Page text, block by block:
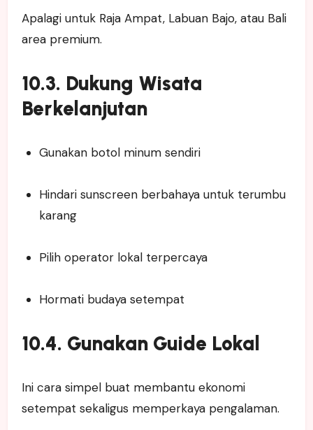
Apalagi untuk Raja Ampat, Labuan Bajo, atau Bali
area premium.
10.3. Dukung Wisata
Berkelanjutan
Gunakan botol minum sendiri
Hindari sunscreen berbahaya untuk terumbu
karang
Pilih operator lokal terpercaya
Hormati budaya setempat
10.4. Gunakan Guide Lokal
Ini cara simpel buat membantu ekonomi
setempat sekaligus memperkaya pengalaman.